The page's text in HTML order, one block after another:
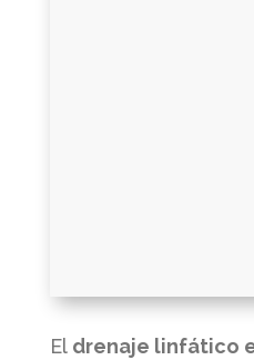
El drenaje linfático